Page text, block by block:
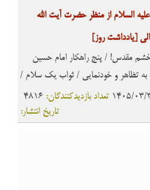
السلام از منظر حضرت آیت الله
[یادداشت روز]
خشم مقدس! / پنج راهکار امام حسین
به تظاهر و خودنمایی / ثواب یک سلام /
به پوزش شوی / پل عبور به سوی آخرت!
السلام را بشنود و بها ندهد / نقمت
وآله وسلّم اینگونه بود
4816 تعداد بازدیدکنندگان: 1405/03/
تاریخ انتشار: